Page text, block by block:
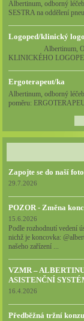
Albertinum, odborný
SESTRA na oddělení
Logoped/klinický
KLINICKÉHO
Ergoterapeut/ka
Albertinum, odborný
poměru:
Zapojte se do naší
29.7.2026
POZOR - Změna
15.6.2026
Podle rozhodnutí vedení
nichž je koncovka:
našeho zařízení ...
VZMR –
ASISTENČNÍ
16.4.2026
Předběžná tržní